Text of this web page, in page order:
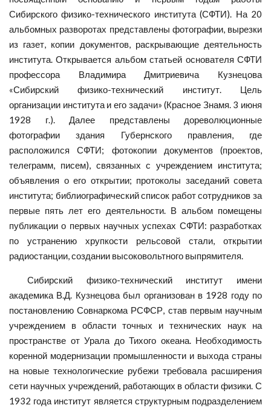
Сибирского физико-технического института (СФТИ). На 20
альбомных разворотах представлены фотографии, вырезки
из газет, копии документов, раскрывающие деятельность
института. Открывается альбом статьей основателя СФТИ
профессора Владимира Дмитриевича Кузнецова
«Сибирский физико-технический институт. Цель
организации института и его задачи» (Красное Знамя. 3 июня
1928 г.). Далее представлены дореволюционные
фотографии здания Губернского правления, где
расположился СФТИ; фотокопии документов (проектов,
телеграмм, писем), связанных с учреждением института;
объявления о его открытии; протоколы заседаний совета
института; библиографический список работ сотрудников за
первые пять лет его деятельности. В альбом помещены
публикации о первых научных успехах СФТИ: разработках
по устранению хрупкости рельсовой стали, открытии
радиостанции, создании высоковольтного выпрямителя.
Сибирский физико-технический институт имени
академика В.Д. Кузнецова был организован в 1928 году по
постановлению Совнаркома РСФСР, став первым научным
учреждением в области точных и технических наук на
пространстве от Урала до Тихого океана. Необходимость
коренной модернизации промышленности и выхода страны
на новые технологические рубежи требовала расширения
сети научных учреждений, работающих в области физики. С
1932 года институт является структурным подразделением